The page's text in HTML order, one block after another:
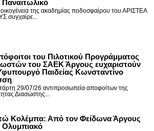
της ακαδημίας ποδοσφαίρου του ΑΡΙΣΤΕΑ
συγχαίρε...
του Πιλοτικού Προγράμματος
του ΣΑΕΚ Άργους ευχαριστούν
Παιδείας Κωνσταντίνο
29/07/26 αντιπροσωπεία αποφοίτων της
Διασώστης...
Κολέμπα: Από τον Φείδωνα Άργους
Ολυμπιακό